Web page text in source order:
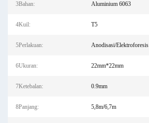
3Bahan: Aluminium 6063
4Kuil: T5
5Perlakuan: Anodisasi/Elektroforesis
6Ukuran: 22mm*22mm
7Ketebalan: 0.9mm
8Panjang: 5,8m/6,7m